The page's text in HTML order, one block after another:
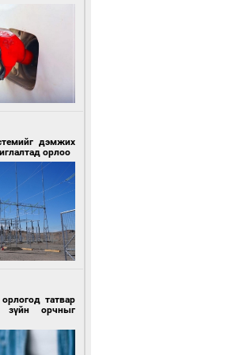
жолоодсон
онцгой албан
дэмжих
орлоо
татвар
зүйн орчныг